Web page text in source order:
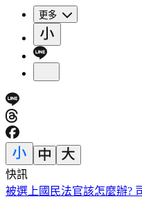
更多
快訊
昔遭轟阻慈濟買疫苗！陳時